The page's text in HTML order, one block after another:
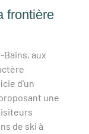
frontière
aux
d'un
une
de ski à